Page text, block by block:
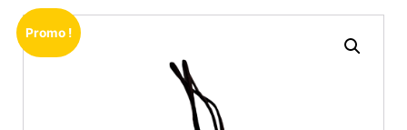
Promo !